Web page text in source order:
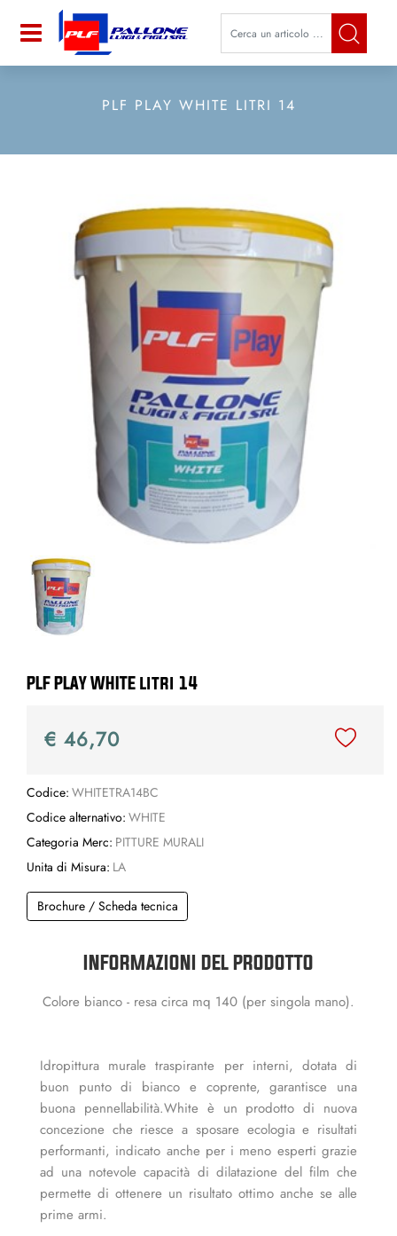
Open La modifica di un filtro
PLF PLAY WHITE LITRI 14
PLF PLAY WHITE litri 14
€ 46,70
Codice: WHITETRA14BC
Codice alternativo: WHITE
Categoria Merc: PITTURE MURALI
Unita di Misura: LA
Brochure / Scheda tecnica
INFORMAZIONI DEL PRODOTTO
Colore bianco - resa circa mq 140 (per singola mano).
Idropittura murale traspirante per interni, dotata di
buon punto di bianco e coprente, garantisce una
buona pennellabilità.White è un prodotto di nuova
concezione che riesce a sposare ecologia e risultati
performanti, indicato anche per i meno esperti grazie
ad una notevole capacità di dilatazione del film che
permette di ottenere un risultato ottimo anche se alle
prime armi.